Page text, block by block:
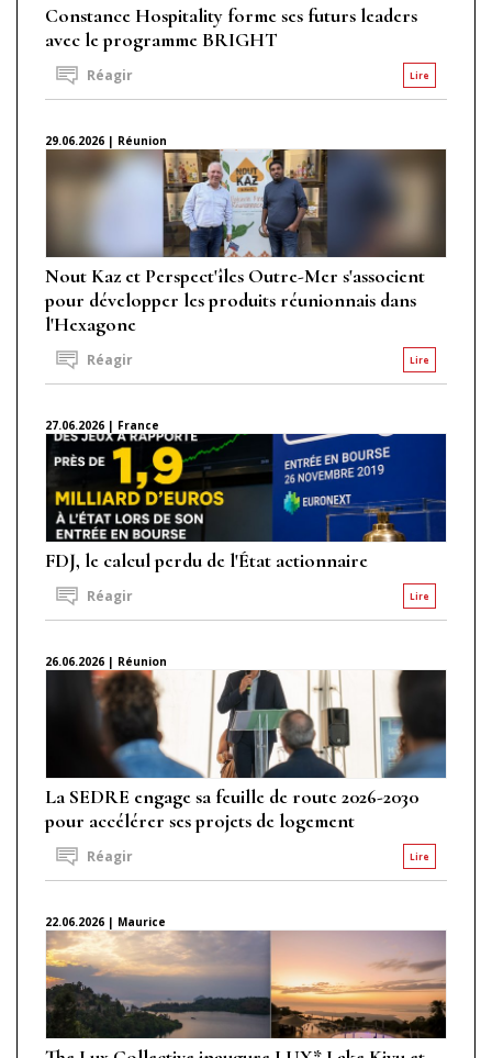
Constance Hospitality forme ses futurs leaders
avec le programme BRIGHT
Lire
Réagir
29.06.2026 | Réunion
Nout Kaz et Perspect'îles Outre-Mer s'associent
pour développer les produits réunionnais dans
l'Hexagone
Lire
Réagir
27.06.2026 | France
FDJ, le calcul perdu de l'État actionnaire
Lire
Réagir
26.06.2026 | Réunion
La SEDRE engage sa feuille de route 2026-2030
pour accélérer ses projets de logement
Lire
Réagir
22.06.2026 | Maurice